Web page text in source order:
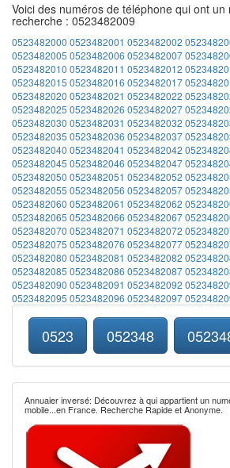
Voici des numéros de téléphone qui ont
recherche : 0523482009
0523482000 0523482001 0523482002
0523482005 0523482006 0523482007
0523482010 0523482011 0523482012
0523482015 0523482016 0523482017
0523482020 0523482021 0523482022
0523482025 0523482026 0523482027
0523482030 0523482031 0523482032
0523482035 0523482036 0523482037
0523482040 0523482041 0523482042
0523482045 0523482046 0523482047
0523482050 0523482051 0523482052
0523482055 0523482056 0523482057
0523482060 0523482061 0523482062
0523482065 0523482066 0523482067
0523482070 0523482071 0523482072
0523482075 0523482076 0523482077
0523482080 0523482081 0523482082
0523482085 0523482086 0523482087
0523482090 0523482091 0523482092
0523482095 0523482096 0523482097
0523 052348
Annuaier inversé: Découvrez à qui appartient un
mobile...en France. Recherche Rapide et Anonyme.